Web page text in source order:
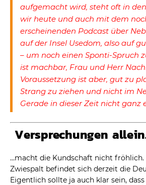
aufgemacht wird, steht oft in
wir heute und auch mit dem
erscheinenden Podcast über
auf der Insel Usedom, also auf
– um noch einen Sponti-Spruch
ist machbar, Frau und Herr
Voraussetzung ist aber, gut zu
Strang zu ziehen und nicht im
Gerade in dieser Zeit nicht ganz
Versprechungen
…macht die Kundschaft nicht fröhlich.
Zwiespalt befindet sich derzeit die
Eigentlich sollte ja auch klar sein,